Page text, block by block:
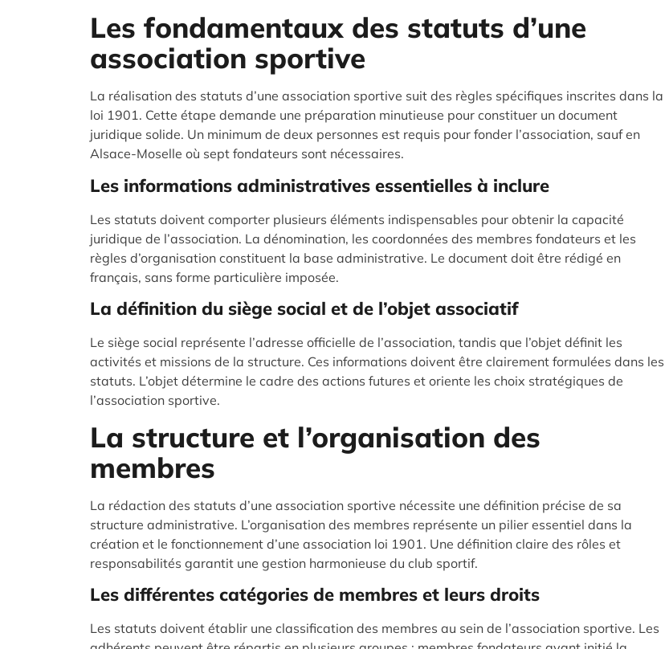
Les fondamentaux des statuts d’une
association sportive
La réalisation des statuts d’une association sportive suit des règles spécifiques inscrites dans la
loi 1901. Cette étape demande une préparation minutieuse pour constituer un document
juridique solide. Un minimum de deux personnes est requis pour fonder l’association, sauf en
Alsace-Moselle où sept fondateurs sont nécessaires.
Les informations administratives essentielles à inclure
Les statuts doivent comporter plusieurs éléments indispensables pour obtenir la capacité
juridique de l’association. La dénomination, les coordonnées des membres fondateurs et les
règles d’organisation constituent la base administrative. Le document doit être rédigé en
français, sans forme particulière imposée.
La définition du siège social et de l’objet associatif
Le siège social représente l’adresse officielle de l’association, tandis que l’objet définit les
activités et missions de la structure. Ces informations doivent être clairement formulées dans les
statuts. L’objet détermine le cadre des actions futures et oriente les choix stratégiques de
l’association sportive.
La structure et l’organisation des
membres
La rédaction des statuts d’une association sportive nécessite une définition précise de sa
structure administrative. L’organisation des membres représente un pilier essentiel dans la
création et le fonctionnement d’une association loi 1901. Une définition claire des rôles et
responsabilités garantit une gestion harmonieuse du club sportif.
Les différentes catégories de membres et leurs droits
Les statuts doivent établir une classification des membres au sein de l’association sportive. Les